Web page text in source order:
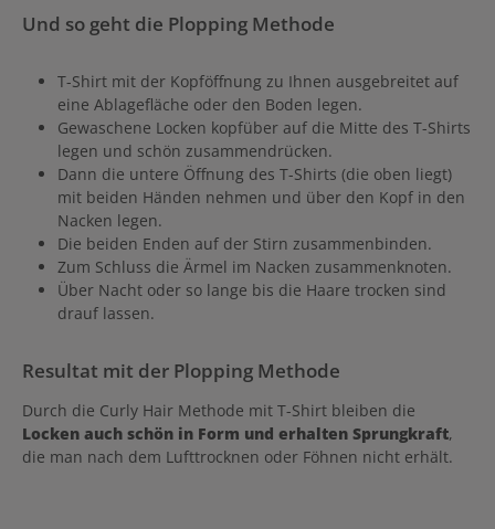
Und so geht die Plopping Methode
T-Shirt mit der Kopföffnung zu Ihnen ausgebreitet auf
eine Ablagefläche oder den Boden legen.
Gewaschene Locken kopfüber auf die Mitte des T-Shirts
legen und schön zusammendrücken.
Dann die untere Öffnung des T-Shirts (die oben liegt)
mit beiden Händen nehmen und über den Kopf in den
Nacken legen.
Die beiden Enden auf der Stirn zusammenbinden.
Zum Schluss die Ärmel im Nacken zusammenknoten.
Über Nacht oder so lange bis die Haare trocken sind
drauf lassen.
Resultat mit der Plopping Methode
Durch die Curly Hair Methode mit T-Shirt bleiben die
Locken auch schön in Form und erhalten Sprungkraft,
die man nach dem Lufttrocknen oder Föhnen nicht erhält.